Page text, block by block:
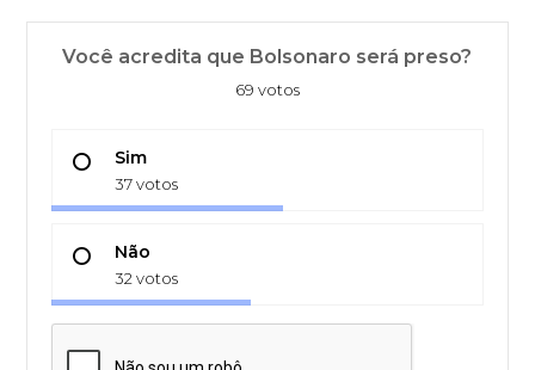
Você acredita que Bolsonaro será preso?
69 votos
Sim
37 votos
Não
32 votos